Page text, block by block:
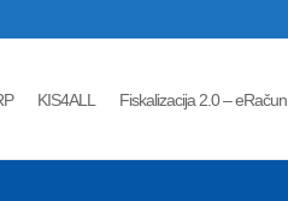
KIS4ALL Fiskalizacija 2.0 – eRačun